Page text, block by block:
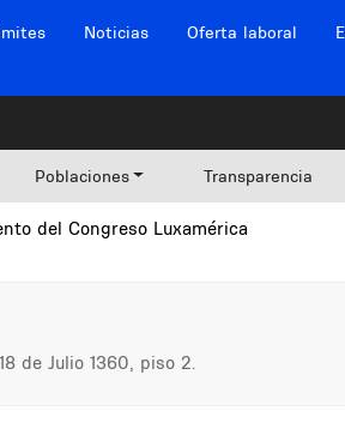
Noticias Oferta laboral
Poblaciones Transparencia
del Congreso Luxamérica
de Julio 1360, piso 2.